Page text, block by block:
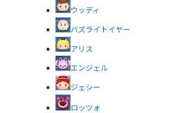
ウッディ
バズライトイヤー
アリス
エンジェル
ジェシー
ロッツォ